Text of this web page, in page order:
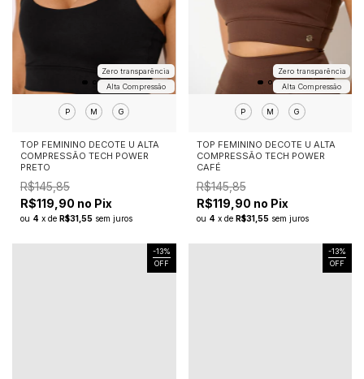
Alta Compressão
Zero transparência
P M G
TOP FEMININO DECOTE U ALTA
COMPRESSÃO TECH POWER
PRETO
R$145,85
R$119,90 no Pix
ou 4 x de R$31,55 sem juros
Alta Compressão
Zero transparência
P M G
TOP FEMININO DECOTE U ALTA
COMPRESSÃO TECH POWER
CAFÉ
R$145,85
R$119,90 no Pix
ou 4 x de R$31,55 sem juros
-13%
OFF
-13%
OFF